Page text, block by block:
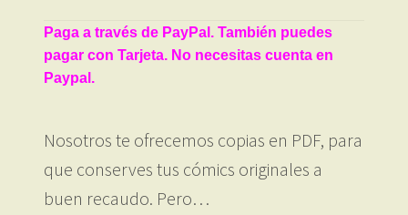
Paga a través de PayPal. También puedes
pagar con Tarjeta. No necesitas cuenta en
Paypal.
Nosotros te ofrecemos copias en PDF, para
que conserves tus cómics originales a
buen recaudo. Pero…